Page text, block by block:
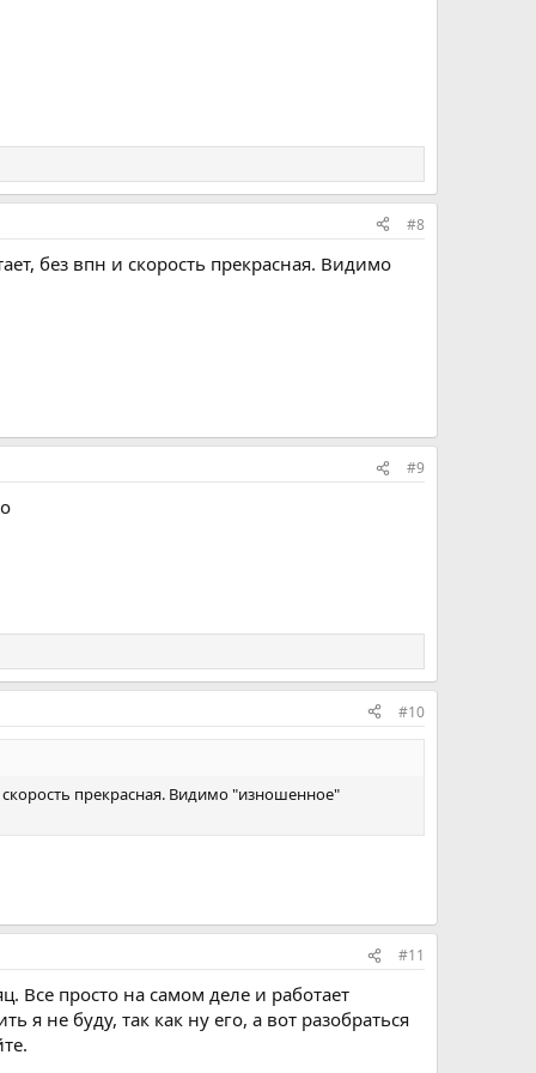
#8
без впн и скорость прекрасная. Видимо
#9
#10
скорость прекрасная. Видимо "изношенное"
#11
Все просто на самом деле и работает
я не буду, так как ну его, а вот разобраться